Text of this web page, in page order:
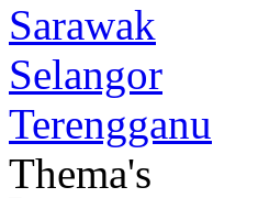
Sarawak
Selangor
Terengganu
Thema's